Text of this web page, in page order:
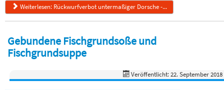
Weiterlesen: Rückwurfverbot untermaßiger Dorsche -...
Gebundene Fischgrundsoße und
Fischgrundsuppe
Veröffentlicht: 22. September 2018